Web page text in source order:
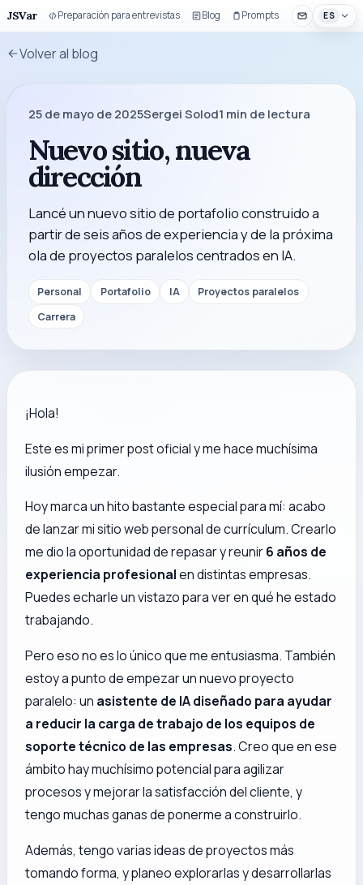
JSVar Preparación para entrevistas Blog Prompts Componentes
ES
Volver al blog
25 de mayo de 2025Sergei Solod1 min de lectura
Nuevo sitio, nueva
dirección
Lancé un nuevo sitio de portafolio construido a
partir de seis años de experiencia y de la próxima
ola de proyectos paralelos centrados en IA.
Personal Portafolio IA
Proyectos paralelos
Carrera
¡Hola!
Este es mi primer post oficial y me hace muchísima
ilusión empezar.
Hoy marca un hito bastante especial para mí: acabo
de lanzar mi sitio web personal de currículum. Crearlo
me dio la oportunidad de repasar y reunir6 años de
experiencia profesionalen distintas empresas.
Puedes echarle un vistazo para ver en qué he estado
trabajando.
Pero eso no es lo único que me entusiasma. También
estoy a punto de empezar un nuevo proyecto
paralelo: un asistente de IA diseñado para ayudar
a reducir la carga de trabajo de los equipos de
soporte técnico de las empresas. Creo que en ese
ámbito hay muchísimo potencial para agilizar
procesos y mejorar la satisfacción del cliente, y
tengo muchas ganas de ponerme a construirlo.
Además, tengo varias ideas de proyectos más
tomando forma, y planeo explorarlas y desarrollarlas